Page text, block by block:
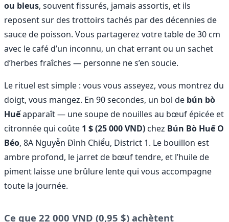
ou bleus, souvent fissurés, jamais assortis, et ils
reposent sur des trottoirs tachés par des décennies de
sauce de poisson. Vous partagerez votre table de 30 cm
avec le café d’un inconnu, un chat errant ou un sachet
d’herbes fraîches — personne ne s’en soucie.
Le rituel est simple : vous vous asseyez, vous montrez du
doigt, vous mangez. En 90 secondes, un bol de bún bò
Huếapparaît — une soupe de nouilles au bœuf épicée et
citronnée qui coûte 1 $ (25 000 VND) chez Bún Bò Huế O
Béo, 8A Nguyễn Đình Chiểu, District 1. Le bouillon est
ambre profond, le jarret de bœuf tendre, et l’huile de
piment laisse une brûlure lente qui vous accompagne
toute la journée.
Ce que 22 000 VND (0,95 $) achètent